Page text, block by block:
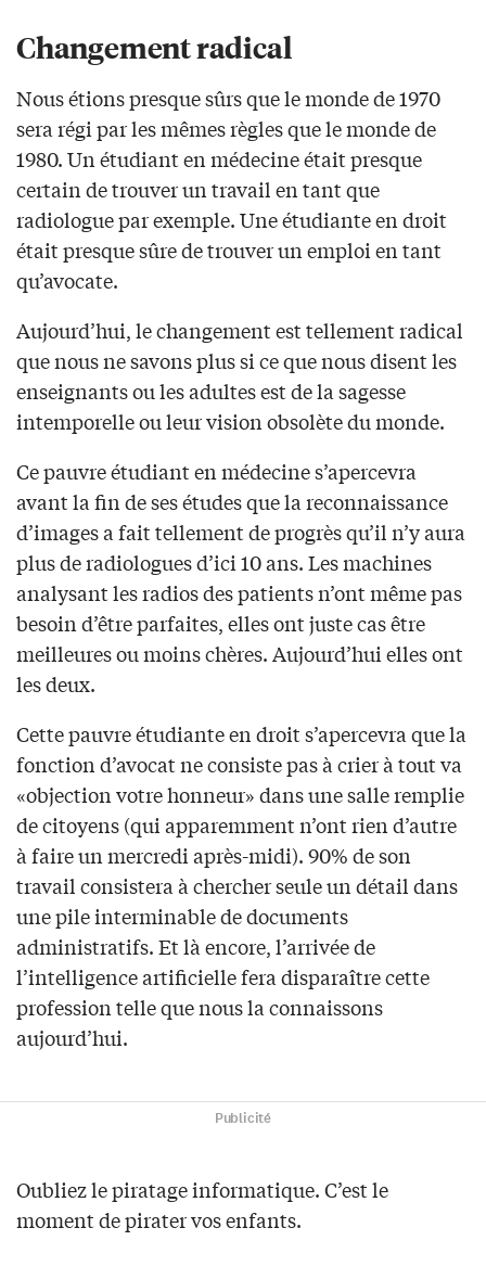
Changement radical
Nous étions presque sûrs que le monde de 1970
sera régi par les mêmes règles que le monde de
1980. Un étudiant en médecine était presque
certain de trouver un travail en tant que
radiologue par exemple. Une étudiante en droit
était presque sûre de trouver un emploi en tant
qu’avocate.
Aujourd’hui, le changement est tellement radical
que nous ne savons plus si ce que nous disent les
enseignants ou les adultes est de la sagesse
intemporelle ou leur vision obsolète du monde.
Ce pauvre étudiant en médecine s’apercevra
avant la fin de ses études que la reconnaissance
d’images a fait tellement de progrès qu’il n’y aura
plus de radiologues d’ici 10 ans. Les machines
analysant les radios des patients n’ont même pas
besoin d’être parfaites, elles ont juste cas être
meilleures ou moins chères. Aujourd’hui elles ont
les deux.
Cette pauvre étudiante en droit s’apercevra que la
fonction d’avocat ne consiste pas à crier à tout va
«objection votre honneur» dans une salle remplie
de citoyens (qui apparemment n’ont rien d’autre
à faire un mercredi après-midi). 90% de son
travail consistera à chercher seule un détail dans
une pile interminable de documents
administratifs. Et là encore, l’arrivée de
l’intelligence artificielle fera disparaître cette
profession telle que nous la connaissons
aujourd’hui.
Publicité
Oubliez le piratage informatique. C’est le
moment de pirater vos enfants.